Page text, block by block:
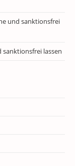
und sanktionsfrei
sanktionsfrei lassen